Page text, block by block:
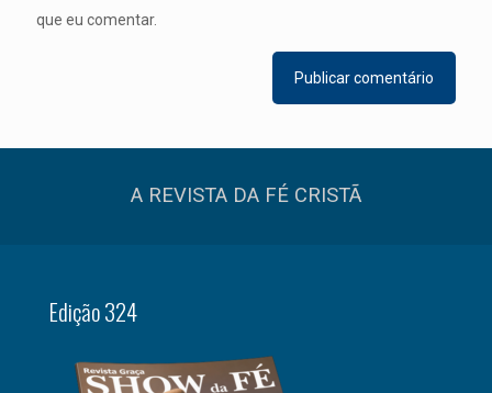
que eu comentar.
A REVISTA DA FÉ CRISTÃ
Edição 324